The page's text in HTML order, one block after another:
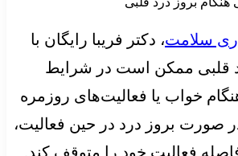
سلامت، دکتر فریبا رایگان با
قلبی ممکن است در شرایط
خواب یا فعالیت‌های روزمره
صورت بروز درد در حین فعالیت،
فعالیت خود را متوقف کند.